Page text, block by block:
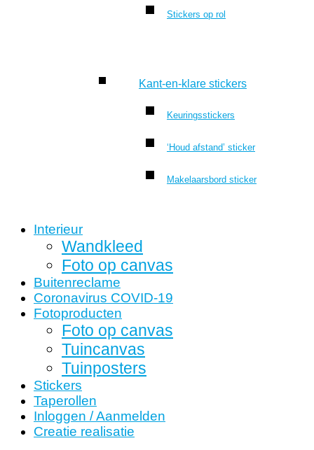
Stickers op rol
Kant-en-klare stickers
Keuringsstickers
‘Houd afstand’ sticker
Makelaarsbord sticker
Interieur
Wandkleed
Foto op canvas
Buitenreclame
Coronavirus COVID-19
Fotoproducten
Foto op canvas
Tuincanvas
Tuinposters
Stickers
Taperollen
Inloggen / Aanmelden
Creatie realisatie